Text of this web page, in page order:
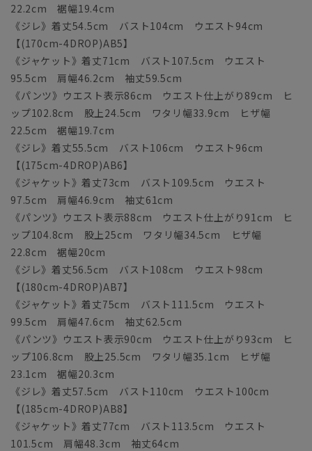
22.2cm 裾幅19.4cm
《ジレ》着丈54.5cm バスト104cm ウエスト94cm
【(170cm-4DROP)AB5】
《ジャケット》着丈71cm バスト107.5cm ウエスト
95.5cm 肩幅46.2cm 袖丈59.5cm
《パンツ》ウエスト表示86cm ウエスト仕上がり89cm ヒ
ップ102.8cm 股上24.5cm ワタリ幅33.9cm ヒザ幅
22.5cm 裾幅19.7cm
《ジレ》着丈55.5cm バスト106cm ウエスト96cm
【(175cm-4DROP)AB6】
《ジャケット》着丈73cm バスト109.5cm ウエスト
97.5cm 肩幅46.9cm 袖丈61cm
《パンツ》ウエスト表示88cm ウエスト仕上がり91cm ヒ
ップ104.8cm 股上25cm ワタリ幅34.5cm ヒザ幅
22.8cm 裾幅20cm
《ジレ》着丈56.5cm バスト108cm ウエスト98cm
【(180cm-4DROP)AB7】
《ジャケット》着丈75cm バスト111.5cm ウエスト
99.5cm 肩幅47.6cm 袖丈62.5cm
《パンツ》ウエスト表示90cm ウエスト仕上がり93cm ヒ
ップ106.8cm 股上25.5cm ワタリ幅35.1cm ヒザ幅
23.1cm 裾幅20.3cm
《ジレ》着丈57.5cm バスト110cm ウエスト100cm
【(185cm-4DROP)AB8】
《ジャケット》着丈77cm バスト113.5cm ウエスト
101.5cm 肩幅48.3cm 袖丈64cm